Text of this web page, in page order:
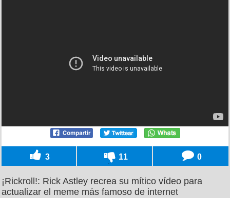
3 11 0
¡Rickroll!: Rick Astley recrea su mítico vídeo para
actualizar el meme más famoso de internet